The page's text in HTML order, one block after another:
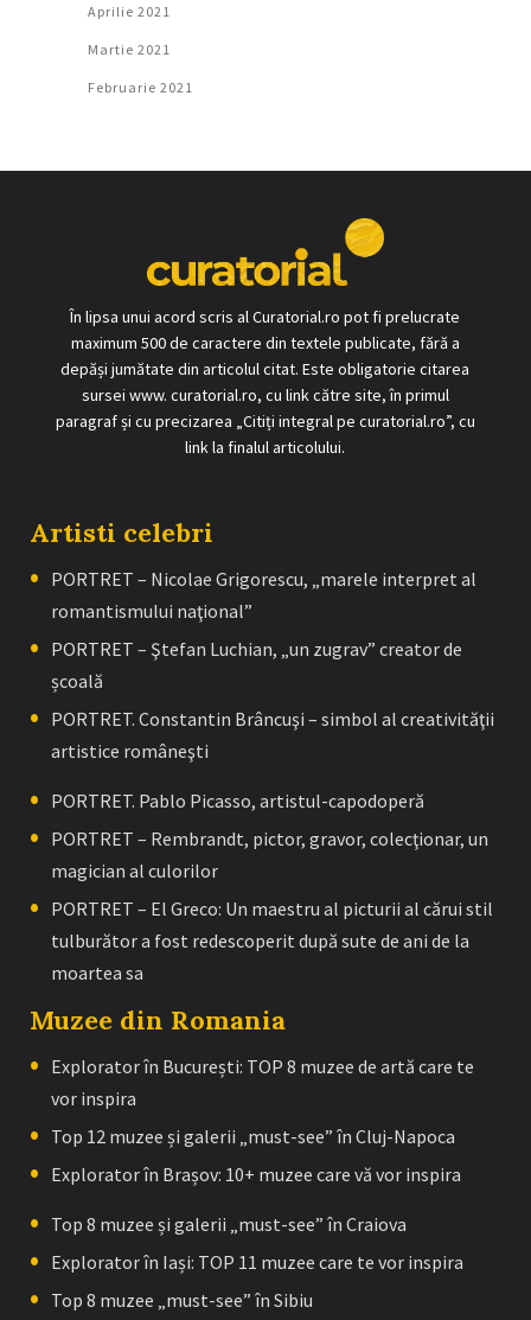
Aprilie 2021
Martie 2021
Februarie 2021
În lipsa unui acord scris al Curatorial.ro pot fi prelucrate
maximum 500 de caractere din textele publicate, fără a
depăși jumătate din articolul citat. Este obligatorie citarea
sursei www. curatorial.ro, cu link către site, în primul
paragraf și cu precizarea „Citiți integral pe curatorial.ro”, cu
link la finalul articolului.
Artisti celebri
PORTRET – Nicolae Grigorescu, „marele interpret al
romantismului naţional”
PORTRET – Ştefan Luchian, „un zugrav” creator de
școală
PORTRET. Constantin Brâncuşi – simbol al creativităţii
artistice româneşti
PORTRET. Pablo Picasso, artistul-capodoperă
PORTRET – Rembrandt, pictor, gravor, colecţionar, un
magician al culorilor
PORTRET – El Greco: Un maestru al picturii al cărui stil
tulburător a fost redescoperit după sute de ani de la
moartea sa
Muzee din Romania
Explorator în București: TOP 8 muzee de artă care te
vor inspira
Top 12 muzee și galerii „must-see” în Cluj-Napoca
Explorator în Brașov: 10+ muzee care vă vor inspira
Top 8 muzee și galerii „must-see” în Craiova
Explorator în Iași: TOP 11 muzee care te vor inspira
Top 8 muzee „must-see” în Sibiu